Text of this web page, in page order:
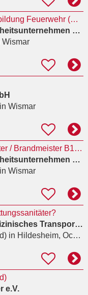
Notfallsanitäter mit Ausbildung Feuerwehr (m/w/d) in Wismar
VSU Vereinigte Sicherheitsunternehmen GmbH
Wismar
Wismar
Werkfeuerwehrmitarbeiter / Brandmeister B1/B2 + Notfallsanitäter (m/w/d) in Wismar
VSU Vereinigte Sicherheitsunternehmen GmbH
Wismar
MTN Fahrdienste Medizinisches Transportmanagement Niedersachsen Eicke Rojahn e.K.
in Hildesheim, Ochtersum
e.V.